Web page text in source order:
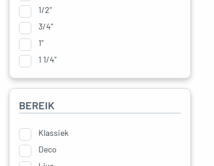
Componenten
Staal
1/2"
3/4"
1"
1 1/4"
BEREIK
Klassiek
Deco